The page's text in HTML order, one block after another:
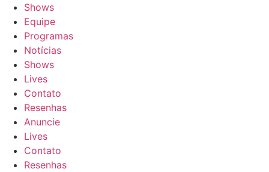
Shows
Equipe
Programas
Notícias
Shows
Lives
Contato
Resenhas
Anuncie
Lives
Contato
Resenhas